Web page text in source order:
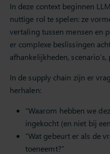
In deze context beginnen
nuttige rol te spelen: ze
vertaling tussen mensen en
er complexe beslissingen
afhankelijkheden,
In de supply chain zijn er
herhalen:
“Waarom hebben we
ingekocht (en niet bij
“Wat gebeurt er als de
toeneemt?”